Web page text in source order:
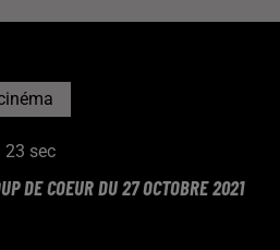
23 sec
DE COEUR DU 27 OCTOBRE 2021